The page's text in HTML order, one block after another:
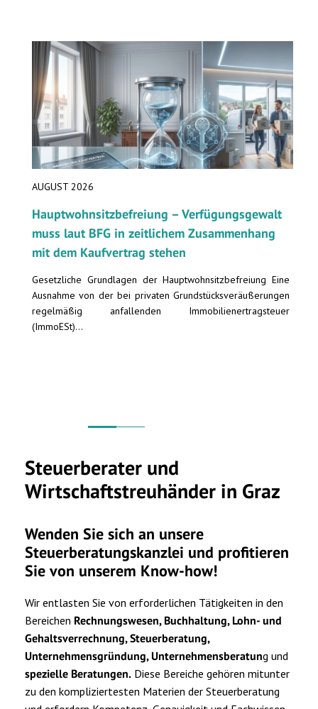
AUGUST 2026
Hauptwohnsitz​­befreiung – Verfügungsgewalt
muss laut BFG in zeitlichem Zusammenhang
mit dem Kaufvertrag stehen
Gesetzliche Grundlagen der Hauptwohnsitzbefreiung Eine
Ausnahme von der bei privaten Grundstücksveräußerungen
regelmäßig anfallenden Immobilienertragsteuer
(ImmoESt)...
Steuerberater und
Wirtschaftstreuhänder in Graz
Wenden Sie sich an unsere
Steuerberatungskanzlei und profitieren
Sie von unserem Know-how!
Wir entlasten Sie von erforderlichen Tätigkeiten in den
Bereichen Rechnungswesen, Buchhaltung, Lohn- und
Gehaltsverrechnung, Steuerberatung,
Unternehmensgründung, Unternehmensberatung und
spezielle Beratungen. Diese Bereiche gehören mitunter
zu den kompliziertesten Materien der Steuerberatung